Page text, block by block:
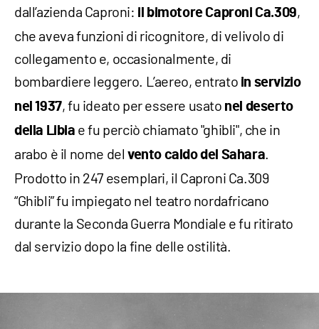
dall’azienda Caproni: il bimotore Caproni Ca.309,
che aveva funzioni di ricognitore, di velivolo di
collegamento e, occasionalmente, di
bombardiere leggero. L’aereo, entrato in servizio
nel 1937, fu ideato per essere usato nel deserto
della Libia e fu perciò chiamato "ghibli", che in
arabo è il nome delvento caldo del Sahara.
Prodotto in 247 esemplari, il Caproni Ca.309
“Ghibli” fu impiegato nel teatro nordafricano
durante la Seconda Guerra Mondiale e fu ritirato
dal servizio dopo la fine delle ostilità.